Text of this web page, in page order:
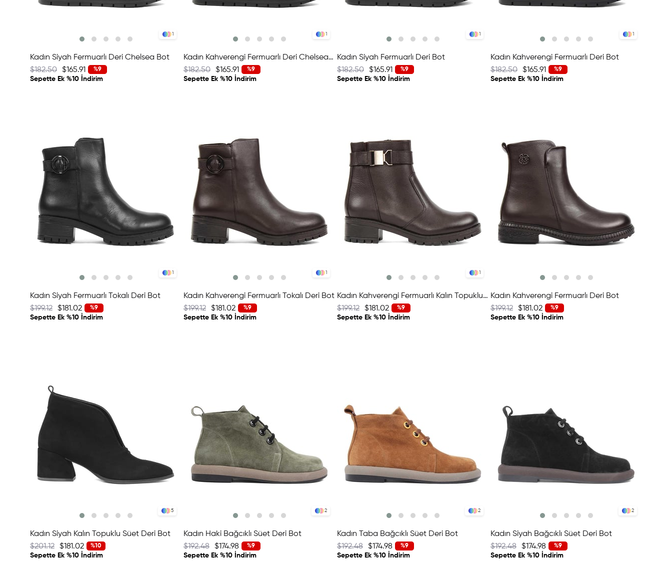
1
Kadın Siyah Fermuarlı Deri Chelsea Bot
%9
$165.91
$182.50
Sepette Ek %10 İndirim
1
Kadın Kahverengi Fermuarlı Deri Chelsea Bot
%9
$165.91
$182.50
Sepette Ek %10 İndirim
1
Kadın Siyah Fermuarlı Deri Bot
%9
$165.91
$182.50
Sepette Ek %10 İndirim
1
Kadın Kahverengi Fermuarlı Deri Bot
%9
$165.91
$182.50
Sepette Ek %10 İndirim
1
Kadın Siyah Fermuarlı Tokalı Deri Bot
%9
$181.02
$199.12
Sepette Ek %10 İndirim
1
Kadın Kahverengi Fermuarlı Tokalı Deri Bot
%9
$181.02
$199.12
Sepette Ek %10 İndirim
1
Kadın Kahverengi Fermuarlı Kalın Topuklu Deri Bot
%9
$181.02
$199.12
Sepette Ek %10 İndirim
Kadın Kahverengi Fermuarlı Deri Bot
%9
$181.02
$199.12
Sepette Ek %10 İndirim
5
Kadın Siyah Kalın Topuklu Süet Deri Bot
%10
$181.02
$201.12
Sepette Ek %10 İndirim
2
Kadın Haki Bağcıklı Süet Deri Bot
%9
$174.98
$192.48
Sepette Ek %10 İndirim
2
Kadın Taba Bağcıklı Süet Deri Bot
%9
$174.98
$192.48
Sepette Ek %10 İndirim
2
Kadın Siyah Bağcıklı Süet Deri Bot
%9
$174.98
$192.48
Sepette Ek %10 İndirim